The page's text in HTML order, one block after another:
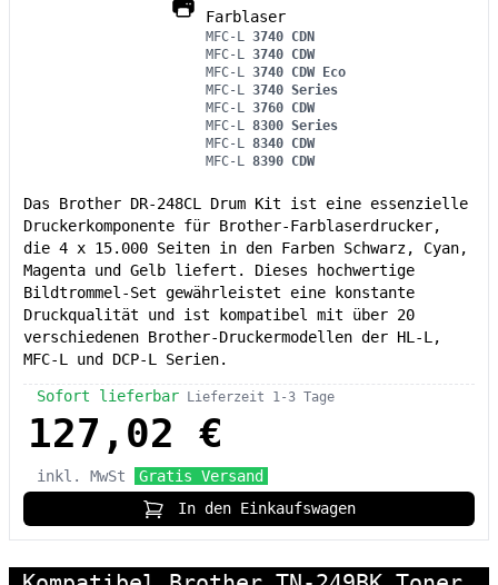
Farblaser
MFC-L 3740 CDN
MFC-L 3740 CDW
MFC-L 3740 CDW Eco
MFC-L 3740 Series
MFC-L 3760 CDW
MFC-L 8300 Series
MFC-L 8340 CDW
MFC-L 8390 CDW
Das Brother DR-248CL Drum Kit ist eine essenzielle
Druckerkomponente für Brother-Farblaserdrucker,
die 4 x 15.000 Seiten in den Farben Schwarz, Cyan,
Magenta und Gelb liefert. Dieses hochwertige
Bildtrommel-Set gewährleistet eine konstante
Druckqualität und ist kompatibel mit über 20
verschiedenen Brother-Druckermodellen der HL-L,
MFC-L und DCP-L Serien.
Sofort lieferbar Lieferzeit 1-3 Tage
127,02 €
inkl. MwSt
Gratis Versand
In den Einkaufswagen